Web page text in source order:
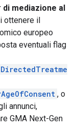
di mediazione al
ottenere il
europeo
eventuali flag
, o
annunci,
GMA Next-Gen